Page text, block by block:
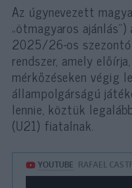
Az úgynevezett
„ötmagyaros
2025/26-os
rendszer, amely
mérkőzéseken végig
állampolgárságú
lennie, köztük
(U21) fiatalnak.